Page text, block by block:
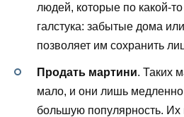
людей, которые по какой-
галстука: забытые дома
позволяет им сохранить
Продать мартини. Таких
мало, и они лишь
большую популярность. Их